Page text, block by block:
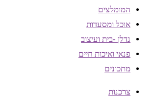
המומלצים
אוכל ומסעדות
נדלן -בית ועיצוב
פנאי ואיכות חיים
מתכונים
צרכנות